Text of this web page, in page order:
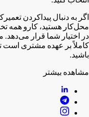
اگر به دنبال پیدا‌کردن
محل‌کار هستید، کارو همه
در اختیار شما قرار
کاملاً بر عهده مشتری است
باشید.
مشاهده بیشتر